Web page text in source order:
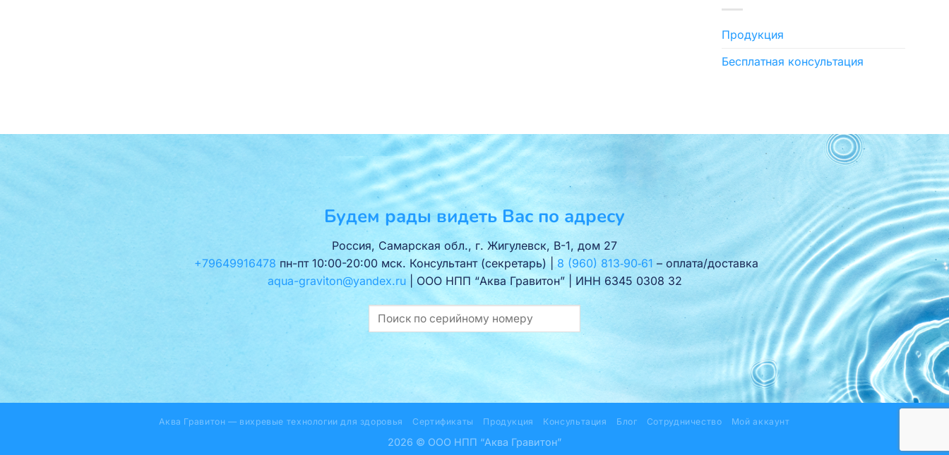
Продукция
Бесплатная консультация
Будем рады видеть Вас по адресу
Россия, Самарская обл., г. Жигулевск, В-1, дом 27
+79649916478 пн-пт 10:00-20:00 мск. Консультант (секретарь) | 8 (960) 813‑90‑61 – оплата/доставка
aqua-graviton@yandex.ru| ООО НПП “Аква Гравитон” | ИНН 6345 0308 32
Аква Гравитон — вихревые технологии для здоровья Сертификаты Продукция Консультация Блог Сотрудничество Мой аккаунт
2026 © ООО НПП “Аква Гравитон”